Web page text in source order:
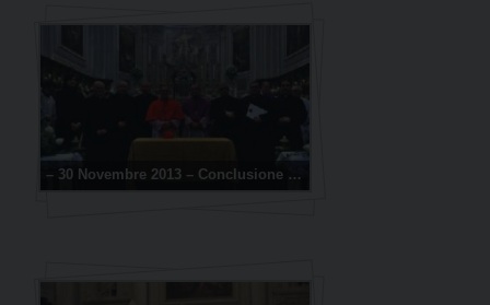
– 30 Novembre 2013 – Conclusione della fase diocesana del Processo di Canonizzazione del Servo di Dio don Tonino Bello